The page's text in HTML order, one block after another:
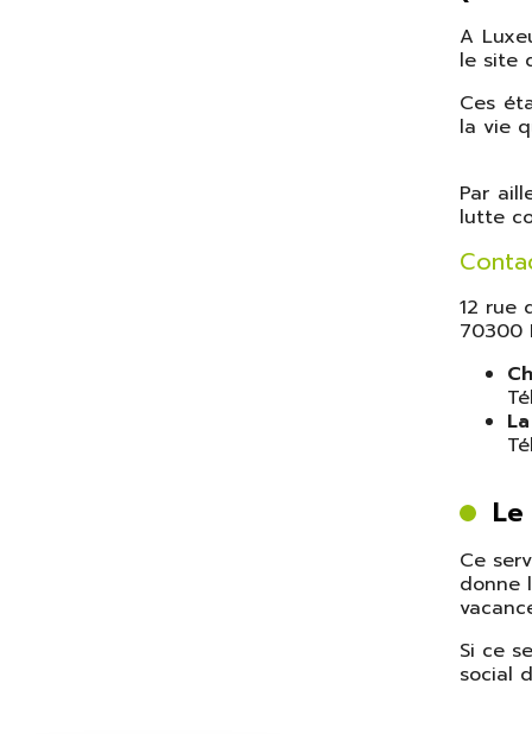
A
le site
Ces
la vie
Par
lutte
12 rue
70300
Ce
donne
Si ce
social